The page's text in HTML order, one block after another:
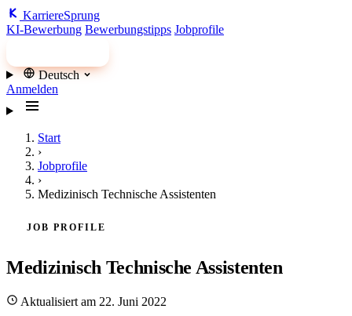
KarriereSprung
KI-Bewerbung Bewerbungstipps Jobprofile
Deutsch
Anmelden
Start
›
Jobprofile
›
Medizinisch Technische Assistenten
JOB PROFILE
Medizinisch Technische Assistenten
Aktualisiert am 22. Juni 2022